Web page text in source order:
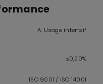
A: Usage intensif
≤0,20%
ISO 9001 / ISO 14001